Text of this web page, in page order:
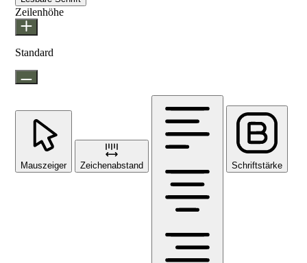
Zeilenhöhe
Standard
Mauszeiger Zeichenabstand Schriftstärke